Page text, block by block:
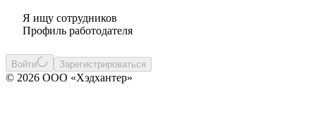
Я ищу сотрудников
Профиль работодателя
Войти Зарегистрироваться
© 2026 ООО «Хэдхантер»